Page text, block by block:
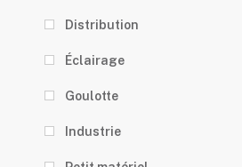
Distribution
Éclairage
Goulotte
Industrie